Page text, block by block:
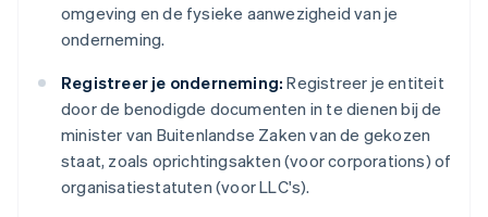
omgeving en de fysieke aanwezigheid van je
onderneming.
Registreer je onderneming: Registreer je entiteit
door de benodigde documenten in te dienen bij de
minister van Buitenlandse Zaken van de gekozen
staat, zoals oprichtingsakten (voor corporations) of
organisatiestatuten (voor LLC's).